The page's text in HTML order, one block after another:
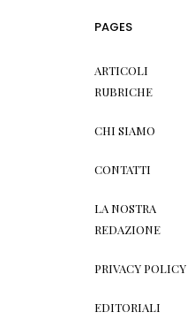
PAGES
ARTICOLI
RUBRICHE
CHI SIAMO
CONTATTI
LA NOSTRA
REDAZIONE
PRIVACY POLICY
EDITORIALI